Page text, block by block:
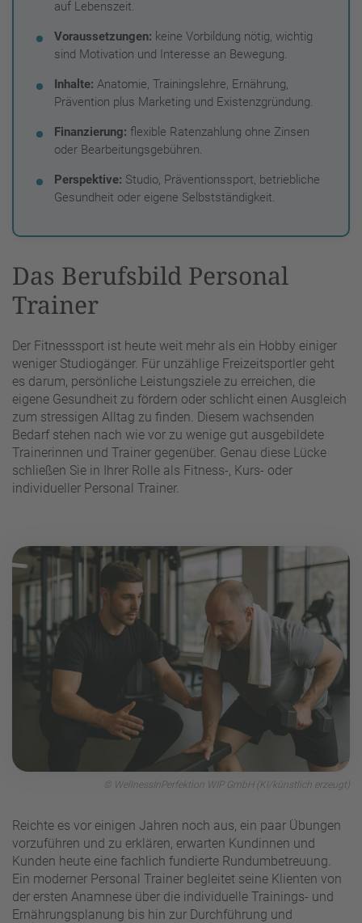
auf Lebenszeit.
Voraussetzungen: keine Vorbildung nötig, wichtig
sind Motivation und Interesse an Bewegung.
Inhalte: Anatomie, Trainingslehre, Ernährung,
Prävention plus Marketing und Existenzgründung.
Finanzierung: flexible Ratenzahlung ohne Zinsen
oder Bearbeitungsgebühren.
Perspektive: Studio, Präventionssport, betriebliche
Gesundheit oder eigene Selbstständigkeit.
Das Berufsbild Personal
Trainer
Der Fitnesssport ist heute weit mehr als ein Hobby einiger
weniger Studiogänger. Für unzählige Freizeitsportler geht
es darum, persönliche Leistungsziele zu erreichen, die
eigene Gesundheit zu fördern oder schlicht einen Ausgleich
zum stressigen Alltag zu finden. Diesem wachsenden
Bedarf stehen nach wie vor zu wenige gut ausgebildete
Trainerinnen und Trainer gegenüber. Genau diese Lücke
schließen Sie in Ihrer Rolle als Fitness-, Kurs- oder
individueller Personal Trainer.
© WellnessInPerfektion WIP GmbH (KI/künstlich erzeugt)
Reichte es vor einigen Jahren noch aus, ein paar Übungen
vorzuführen und zu erklären, erwarten Kundinnen und
Kunden heute eine fachlich fundierte Rundumbetreuung.
Ein moderner Personal Trainer begleitet seine Klienten von
der ersten Anamnese über die individuelle Trainings- und
Ernährungsplanung bis hin zur Durchführung und